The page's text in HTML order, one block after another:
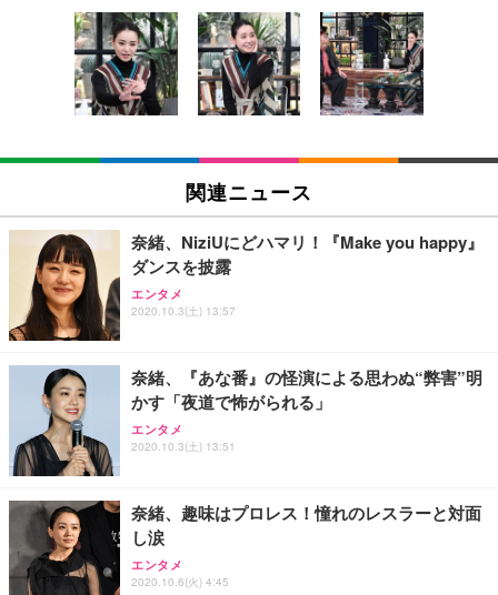
[EdoErgo] オフィスチェア 椅子 テレワーク 疲れな
い 跳ね上げ式アームレスト コンパクト 約105度ロッ
キング pc 事務椅子 360度回転 座面昇降 強化ナイロ
ン樹脂ベース 通気性メッシュ 在宅ワーク H-WY01
(黒網+黒枠+黒足)
￥5,699
SIHOO B100 オフィスチェア／デスクチェア メッシ
ュチェア 人間工学 疲れない ブラック
￥27,999
Sezlife オフィスチェア デスクチェア 疲れない テレ
ワーク チェア 強化バックレスト 30度ロッキング機
能 人間工学 椅子 腰サポート 90度跳ね上げ式アーム
ョン PCチェア 通気性メッシュ ゲーミング/勉強/事
務用 おしゃれ パソコンチェア (ブラック)
Sezlife オフィスチェア デスクチェア 疲れない テレ
ワーク チェア 強化バックレスト 30度ロッキング機
能 人間工学 椅子 腰サポート 90度跳ね上げ式アーム
務用 おしゃれ パソコンチェア (ホワイト)
ANDWINT オフィスチェア デスクチェア 肘なし メ
ッシュ 通気性 ランバーサポート付き 腰サポート ガ
ス圧無段階昇降 360度回転 キャスター付き コンパク
EIZO ビジネス向けプレミアムモニター | FlexScan
EV3240X-WT | 31.5型4K UHD・USB Type-C・ホワ
イト
￥105,595
EIZO ビジネス向けプレミアムモニター | FlexScan
￥109,572
【純正品】27"ゲーミングモニター DualSense 充電
フック付き（CFI-ZDM1J）
【整備済み品】Dell E2724HS 27インチ 液晶モニタ
ー フルHD（1920×1080）VA 非光沢 HDMI/DisplayP
ort/VGA スピーカー内蔵 高さ調整 スイベル VESA対
【MiniLED/24.5inch/280Hz/FHD】GRAPHT THE S
HOOTER Gaming Monitor 24” Essential ゲーミン
グモニター QD 24.5インチ 1ms FHD 量子ドット 残
Amazonベーシック ペットシーツ 薄型 レギュラー 1
回使い捨て 無香料 ホワイト 300枚
￥3,373
Amazonベーシック ペットシーツ 厚型 ワイド 42枚
x2袋(84枚) ホワイト(吸収面:ライトブルー)
￥3,234
ネオ・ルーライフ ネオ・オムツ L 中型犬用 26枚入
り 単品
Smart Basic(スマートベーシック) 【Amazon.co.jp
限定】 Smart Basic アイリスオーヤマ ペットシーツ
超厚型 お徳用 ワイド 100枚入 (x 1) (ケース販売)
アイリスオーヤマ ペットシーツ 超厚型 お徳用 レギ
ュラー 200枚入【Amazon.co.jp限定】
関連ニュース
奈緒、NiziUにどハマリ！『Make you happy』
ダンスを披露
エンタメ
2020.10.3(土) 13:57
奈緒、『あな番』の怪演による思わぬ“弊害”明
かす「夜道で怖がられる」
エンタメ
2020.10.3(土) 13:51
奈緒、趣味はプロレス！憧れのレスラーと対面
し涙
エンタメ
2020.10.6(火) 4:45